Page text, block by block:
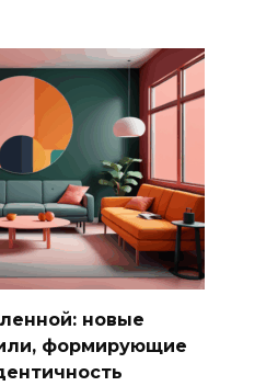
новые
формирующие